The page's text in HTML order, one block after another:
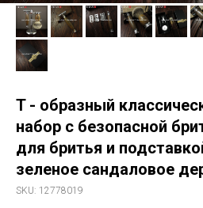
T - образный
набор с безопасной
для бритья и
зеленое сандаловое
SKU: 12778019